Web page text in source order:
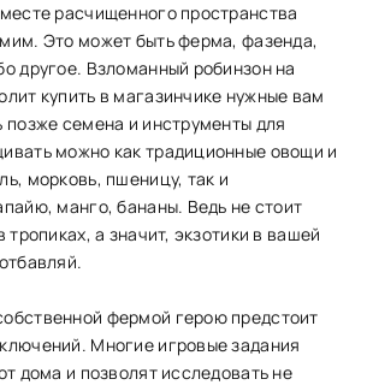
расчищенного пространства
Это может быть ферма, фазенда,
другое. Взломанный робинзон на
купить в магазинчике нужные вам
позже семена и инструменты для
можно как традиционные овощи и
морковь, пшеницу, так и
манго, бананы. Ведь не стоит
тропиках, а значит, экзотики в вашей
фермой герою предстоит
Многие игровые задания
дома и позволят исследовать не